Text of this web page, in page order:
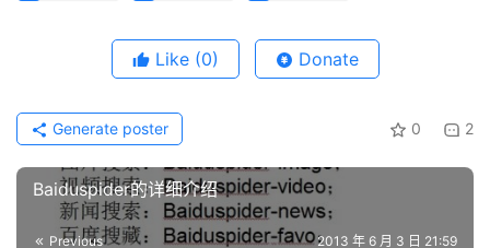
Like (0) Donate
0 2
Generate poster
Baiduspider的详细介绍
Previous 2013 年 6 月 3 日 21:59